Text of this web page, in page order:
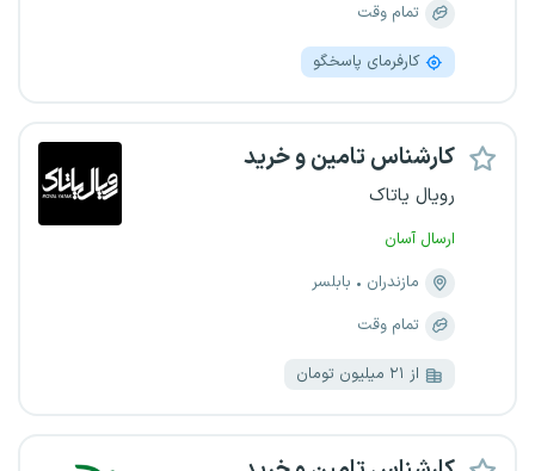
تمام وقت
کارفرمای پاسخگو
کارشناس تامین و خرید
رویال یاتاک
ارسال آسان
مازندران
بابلسر
تمام وقت
از ۲۱ میلیون تومان